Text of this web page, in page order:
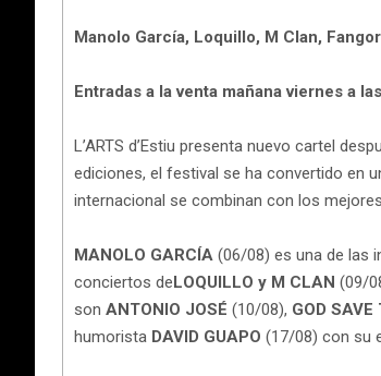
Manolo García, Loquillo, M Clan,
Entradas a la venta mañana viernes a
L’ARTS d’Estiu presenta nuevo cartel
ediciones, el festival se ha convertido en
internacional se combinan con los
MANOLO GARCÍA (06/08) es una de las
conciertos deLOQUILLO y M CLAN (09/
son ANTONIO JOSÉ (10/08), GOD SAVE
humorista DAVID GUAPO (17/08) con su